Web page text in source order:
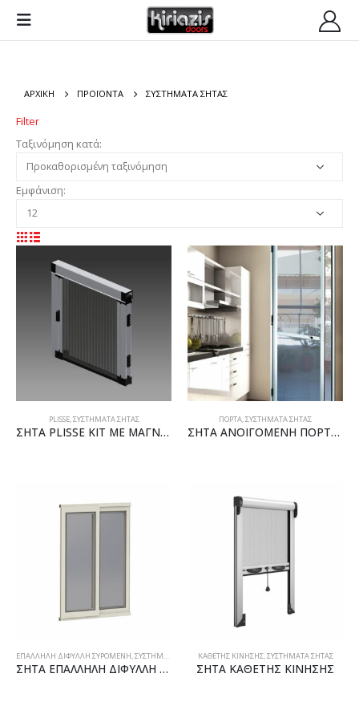
ΑΡΧΙΚΉ ΠΡΟΪΌΝΤΑ ΣΥΣΤΗΜΑΤΑ ΣΗΤΑΣ
Filter
Ταξινόμηση κατά:
Εμφάνιση:
PLISSE,ΣΥΣΤΗΜΑΤΑ ΣΗΤΑΣ
ΣΗΤΑ PLISSE ΚΙΤ ΜΕ ΜΑΓΝΗΤΗ
ΠΟΡΤΑ,ΣΥΣΤΗΜΑΤΑ ΣΗΤΑΣ
ΣΗΤΑ ΑΝΟΙΓΟΜΕΝΗ ΠΟΡΤΑ ΚΙΤ
ΕΠΑΛΛΗΛΗ ΔΙΦΥΛΛΗ ΣΥΡΟΜΕΝΗ,ΣΥΣΤΗΜΑΤΑ ΣΗΤΑΣ
ΣΗΤΑ ΕΠΑΛΛΗΛΗ ΔΙΦΥΛΛΗ ΑΛΟΥΜΙΝΟΥ
ΚΑΘΕΤΗΣ ΚΙΝΗΣΗΣ,ΣΥΣΤΗΜΑΤΑ ΣΗΤΑΣ
ΣΗΤΑ ΚΑΘΕΤΗΣ ΚΙΝΗΣΗΣ